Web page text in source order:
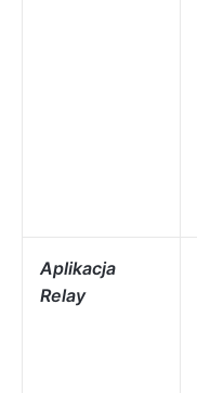
Aplikacja
Relay